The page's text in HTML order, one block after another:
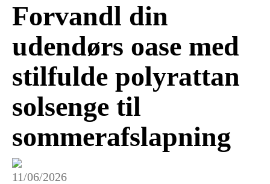
Forvandl din
udendørs oase med
stilfulde polyrattan
solsenge til
sommerafslapning
11/06/2026